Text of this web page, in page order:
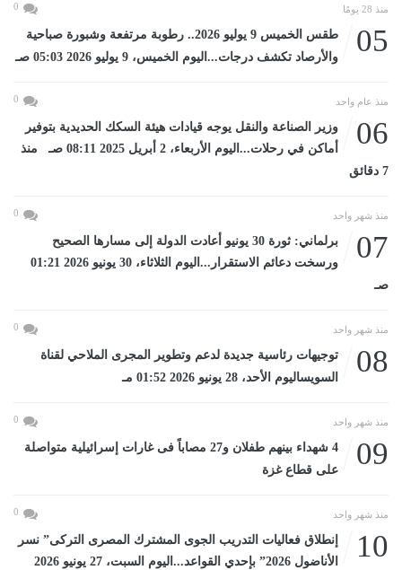
منذ 28 يومًا 0
05
طقس الخميس 9 يوليو 2026.. رطوبة مرتفعة وشبورة صباحية
والأرصاد تكشف درجات...اليوم الخميس، 9 يوليو 2026 05:03 صـ
منذ عام واحد 0
06
وزير الصناعة والنقل يوجه قيادات هيئة السكك الحديدية بتوفير
أماكن في رحلات...اليوم الأربعاء، 2 أبريل 2025 08:11 صـ منذ
7 دقائق
منذ شهر واحد 0
07
برلماني: ثورة 30 يونيو أعادت الدولة إلى مسارها الصحيح
ورسخت دعائم الاستقرار...اليوم الثلاثاء، 30 يونيو 2026 01:21
صـ
منذ شهر واحد 0
08
توجيهات رئاسية جديدة لدعم وتطوير المجرى الملاحي لقناة
السويساليوم الأحد، 28 يونيو 2026 01:52 مـ
منذ شهر واحد 0
09
4 شهداء بينهم طفلان و27 مصاباً فى غارات إسرائيلية متواصلة
على قطاع غزة
منذ شهر واحد 0
10
إنطلاق فعاليات التدريب الجوى المشترك المصرى التركى” نسر
الأناضول 2026” بإحدي القواعد...اليوم السبت، 27 يونيو 2026